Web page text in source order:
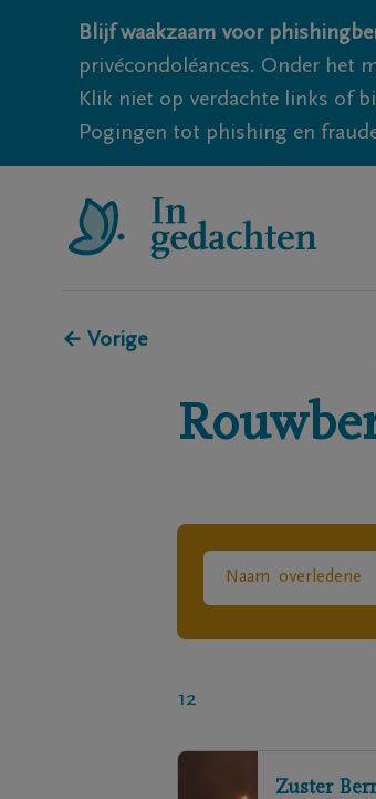
Blijf waakzaam voor
privécondoléances. Onder het
Klik niet op verdachte links of
Pogingen tot phishing en
← Vorige
12
Zuster